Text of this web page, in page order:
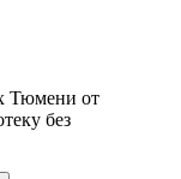
Тюмени от
без